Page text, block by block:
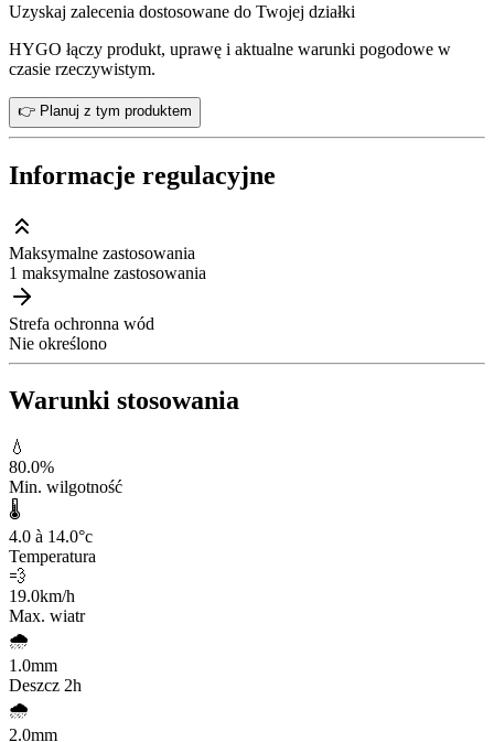
Uzyskaj zalecenia dostosowane do Twojej działki
HYGO łączy produkt, uprawę i aktualne warunki pogodowe w
czasie rzeczywistym.
👉 Planuj z tym produktem
Informacje regulacyjne
Maksymalne zastosowania
1 maksymalne zastosowania
Strefa ochronna wód
Nie określono
Warunki stosowania
💧
80.0%
Min. wilgotność
🌡️
4.0 à 14.0°c
Temperatura
💨
19.0km/h
Max. wiatr
🌧️
1.0mm
Deszcz 2h
🌧️
2.0mm